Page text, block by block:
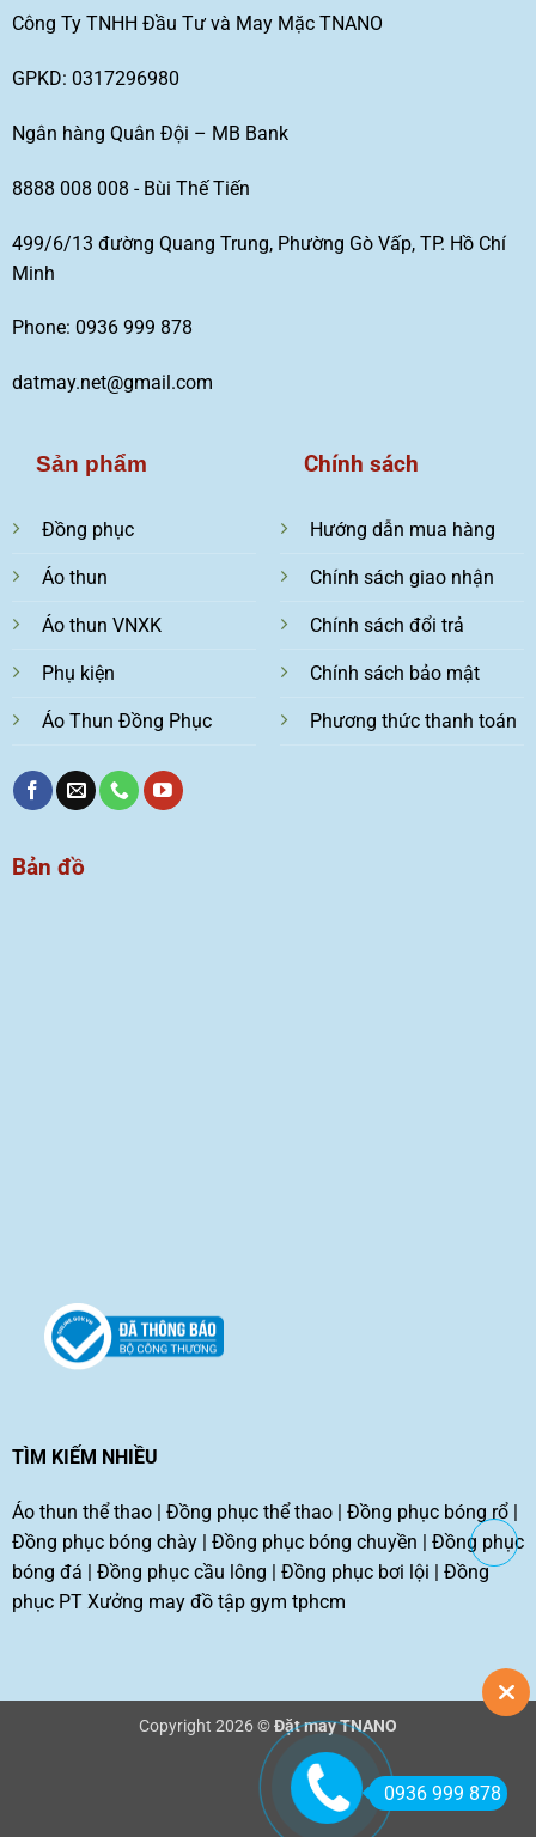
Công Ty TNHH Đầu Tư và May Mặc TNANO
GPKD: 0317296980
Ngân hàng Quân Đội – MB Bank
8888 008 008 - Bùi Thế Tiến
499/6/13 đường Quang Trung, Phường Gò Vấp, TP. Hồ Chí
Minh
Phone: 0936 999 878
datmay.net@gmail.com
Sản phẩm
Đồng phục
Áo thun
Áo thun VNXK
Phụ kiện
Áo Thun Đồng Phục
Chính sách
Hướng dẫn mua hàng
Chính sách giao nhận
Chính sách đổi trả
Chính sách bảo mật
Phương thức thanh toán
Bản đồ
TÌM KIẾM NHIỀU
Áo thun thể thao| Đồng phục thể thao| Đồng phục bóng rổ|
Đồng phục bóng chày| Đồng phục bóng chuyền | Đồng phục
bóng đá | Đồng phục cầu lông | Đồng phục bơi lội | Đồng
phục PT Xưởng may đồ tập gym tphcm
Copyright 2026 ©Đặt may TNANO
0936 999 878